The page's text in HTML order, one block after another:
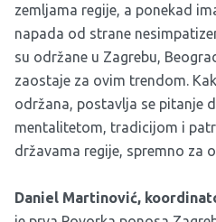
zemljama regije, a ponekad
napada od strane
su održane u Zagrebu,
zaostaje za ovim trendom.
održana, postavlja se pitanje
mentalitetom, tradicijom i
državama regije, spremno za
Daniel Martinović,